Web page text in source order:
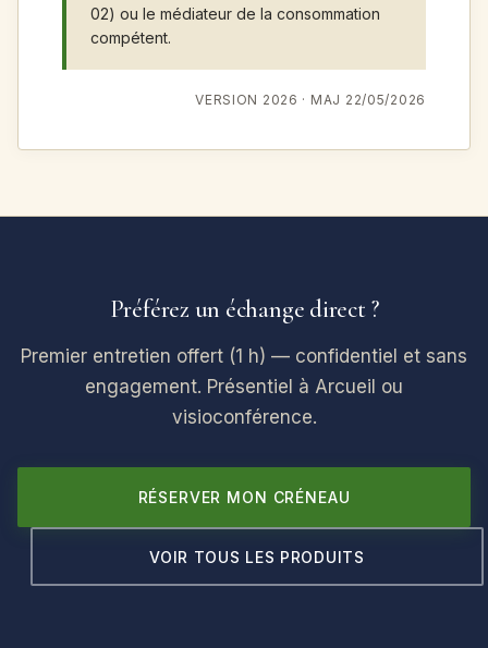
02) ou le médiateur de la consommation
compétent.
VERSION 2026 · MAJ 22/05/2026
Préférez un échange direct ?
Premier entretien offert (1 h) — confidentiel et sans
engagement. Présentiel à Arcueil ou
visioconférence.
RÉSERVER MON CRÉNEAU
VOIR TOUS LES PRODUITS